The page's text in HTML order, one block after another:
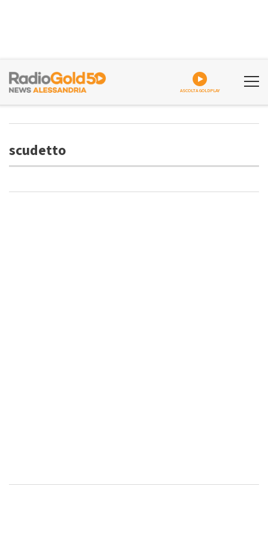
ASCOLTA GOLDPLAY
scudetto